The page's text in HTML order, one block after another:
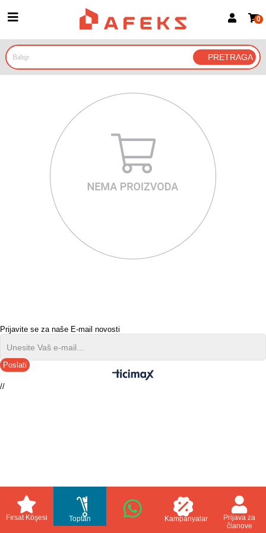
Prijava za članove
Prijavite se Google nalogom
0
Prijavite se za naše E-mail novosti
Poslati
//
Fırsat Köşesi Toptan Kampanyalar
Prijava za
članove